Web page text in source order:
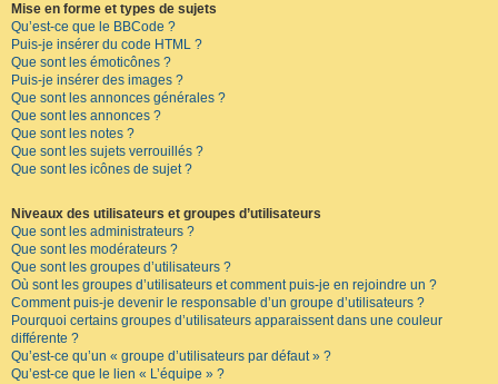
Mise en forme et types de sujets
Qu’est-ce que le BBCode ?
Puis-je insérer du code HTML ?
Que sont les émoticônes ?
Puis-je insérer des images ?
Que sont les annonces générales ?
Que sont les annonces ?
Que sont les notes ?
Que sont les sujets verrouillés ?
Que sont les icônes de sujet ?
Niveaux des utilisateurs et groupes d’utilisateurs
Que sont les administrateurs ?
Que sont les modérateurs ?
Que sont les groupes d’utilisateurs ?
Où sont les groupes d’utilisateurs et comment puis-je en rejoindre un ?
Comment puis-je devenir le responsable d’un groupe d’utilisateurs ?
Pourquoi certains groupes d’utilisateurs apparaissent dans une couleur
différente ?
Qu’est-ce qu’un « groupe d’utilisateurs par défaut » ?
Qu’est-ce que le lien « L’équipe » ?